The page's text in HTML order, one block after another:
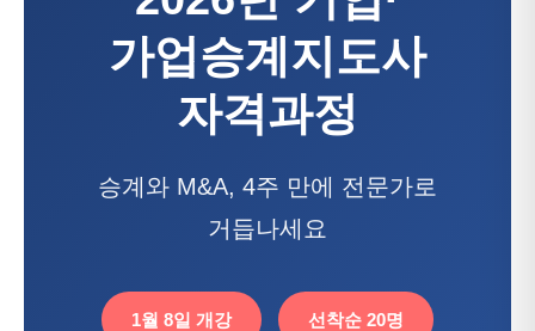
가업승계지도사
자격과정
승계와 M&A, 4주 만에 전문가로
거듭나세요
1월 8일 개강 선착순 20명